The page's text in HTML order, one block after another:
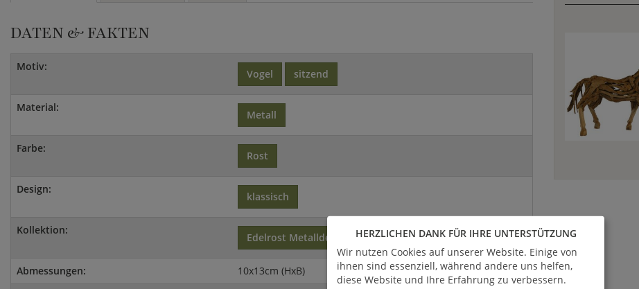
DATEN & FAKTEN
Motiv:
Vogel sitzend
Material:
Metall
Farbe:
Rost
Design:
klassisch
Kollektion:
Edelrost Metalldesign
Abmessungen:
10x13cm (HxB)
HERZLICHEN DANK FÜR IHRE UNTERSTÜTZUNG
Wir nutzen Cookies auf unserer Website. Einige von
ihnen sind essenziell, während andere uns helfen,
diese Website und Ihre Erfahrung zu verbessern.